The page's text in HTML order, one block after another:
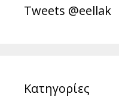
Tweets @eellak
Κατηγορίες